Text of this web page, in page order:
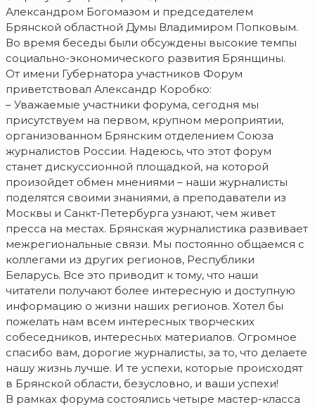
Александром Богомазом и председателем
Брянской областной Думы Владимиром Попковым.
Во время беседы были обсуждены высокие темпы
социально-экономического развития Брянщины.
От имени Губернатора участников Форум
приветствовал Александр Коробко:
– Уважаемые участники форума, сегодня мы
присутствуем на первом, крупном мероприятии,
организованном Брянским отделением Союза
журналистов России. Надеюсь, что этот форум
станет дискуссионной площадкой, на которой
произойдет обмен мнениями – наши журналисты
поделятся своими знаниями, а преподаватели из
Москвы и Санкт-Петербурга узнают, чем живет
пресса на местах. Брянская журналистика развивает
межрегиональные связи. Мы постоянно общаемся с
коллегами из других регионов, Республики
Беларусь. Все это приводит к тому, что наши
читатели получают более интересную и доступную
информацию о жизни наших регионов. Хотел бы
пожелать нам всем интересных творческих
собеседников, интересных материалов. Огромное
спасибо вам, дорогие журналисты, за то, что делаете
нашу жизнь лучше. И те успехи, которые происходят
в Брянской области, безусловно, и ваши успехи!
В рамках форума состоялись четыре мастер-класса